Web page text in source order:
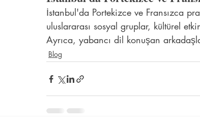
İstanbul'da Portekizce ve Fransızca
uluslararası sosyal gruplar, kültürel
Ayrıca, yabancı dil konuşan
Blog